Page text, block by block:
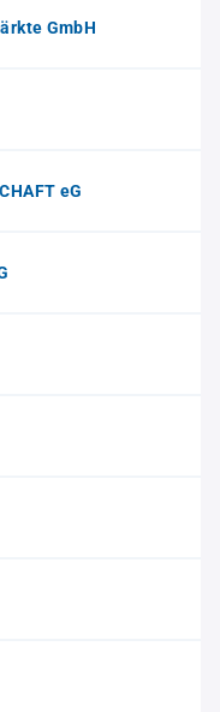
GmbH
eG